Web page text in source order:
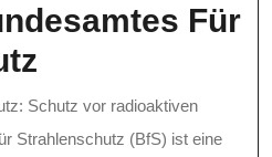
Für
Vor
Strahlen:
Schutz vor radioaktiven
Strahlenschutz (BfS) ist eine